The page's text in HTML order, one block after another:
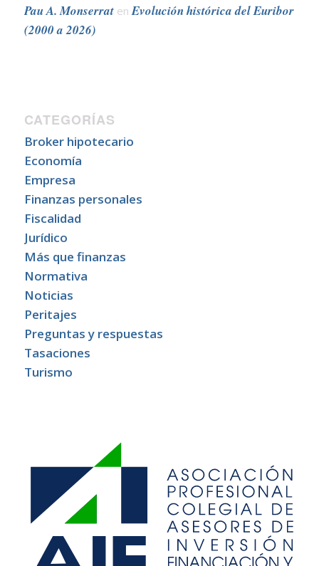
Pau A. MonserratenEvolución histórica del Euribor
(2000 a 2026)
CATEGORÍAS
Broker hipotecario
Economía
Empresa
Finanzas personales
Fiscalidad
Jurídico
Más que finanzas
Normativa
Noticias
Peritajes
Preguntas y respuestas
Tasaciones
Turismo